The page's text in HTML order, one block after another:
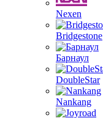
Nexen
Bridgestone
Барнаул
DoubleStar
Nankang